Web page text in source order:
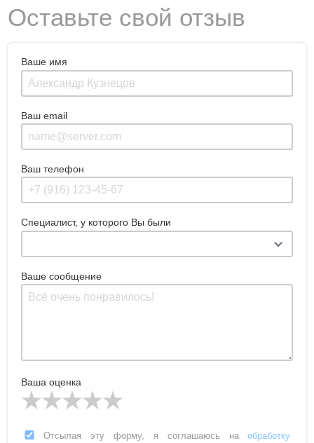
Оставьте свой отзыв
Ваше имя
Ваш email
Ваш телефон
Специалист, у которого Вы были
Ваше сообщение
Ваша оценка
Отсылая эту форму, я соглашаюсь наобработку